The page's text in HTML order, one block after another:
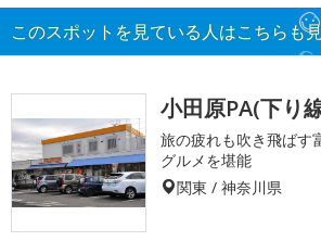
このスポットを見ている人はこちらも
小田原PA(下り
旅の疲れも吹き飛ばす
グルメを堪能
関東 / 神奈川県